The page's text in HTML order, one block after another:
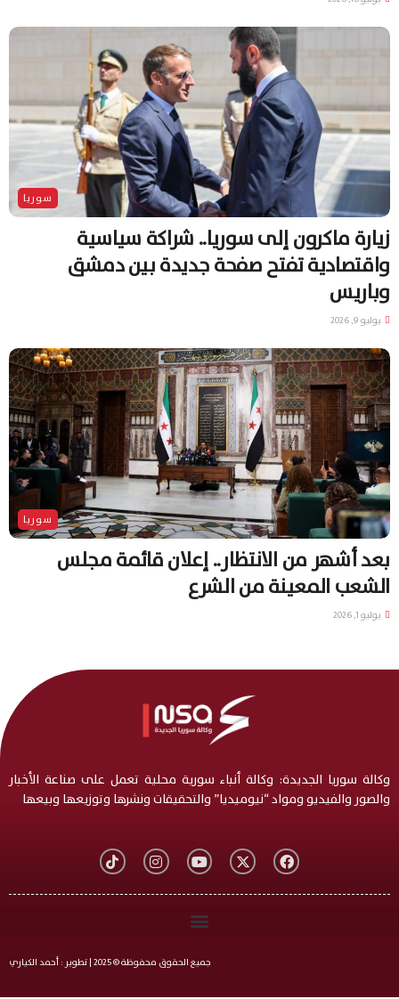
سوريا
زيارة ماكرون إلى سوريا.. شراكة سياسية
واقتصادية تفتح صفحة جديدة بين دمشق
وباريس
يوليو 9, 2026
سوريا
بعد أشهر من الانتظار.. إعلان قائمة مجلس
الشعب المعينة من الشرع
يوليو 1, 2026
وكالة سوريا الجديدة: وكالة أنباء سورية محلية تعمل على صناعة الأخبار
والصور والفيديو ومواد “نيوميديا” والتحقيقات ونشرها وتوزيعها وبيعها
جميع الحقوق محفوظة © 2025 | تطوير : أحمد الكياري